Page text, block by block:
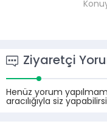
Ziyaretçi
Henüz yorum
aracılığıyla siz